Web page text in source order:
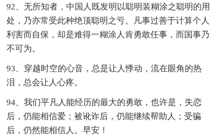
92、无所知者，中国人既发明以聪明装糊涂之聪明的用
处，乃亦常受此种绝顶聪明之亏。凡事过善于计算个人
利害而自保，却是难得一糊涂人肯勇敢任事，而国事乃
不可为。
93、穿越时空的心音，总是让人悸动，流在眼角的热
泪，总会让人心疼。
94、我们平凡人能经历的最大的勇敢，也许是，失恋
后，仍能相信爱；被讹诈后，仍能继续帮助人；受骗
后，仍然能相信人。早安！